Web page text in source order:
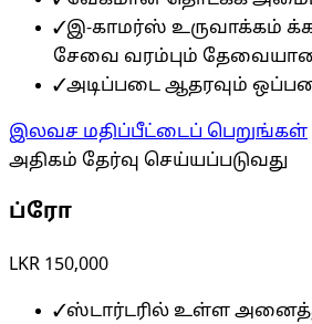
✓இ-காமர்ஸ் உருவாக்கம்
சேவை வரம்பும்
✓அடிப்படை ஆதரவும்
இலவச மதிப்பீட்டைப் பெறுங்கள்
அதிகம் தேர்வு செய்யப்படுவது
ப்ரோ
LKR 150,000
✓ஸ்டார்டரில் உள்ள